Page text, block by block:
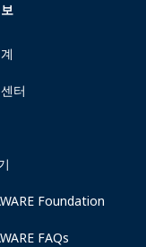
터
Foundation
FAQs